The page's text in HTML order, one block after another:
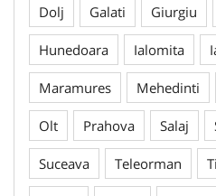
Dolj Galati Giurgiu
Hunedoara Ialomita
Maramures Mehedinti
Olt Prahova Salaj
Suceava Teleorman